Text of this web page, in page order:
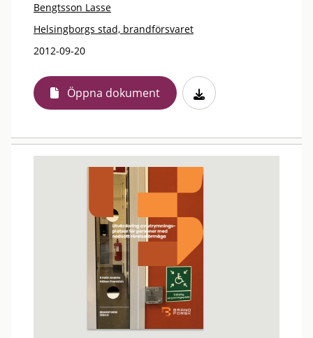
Bengtsson Lasse
Helsingborgs stad, brandförsvaret
2012-09-20
Öppna dokument